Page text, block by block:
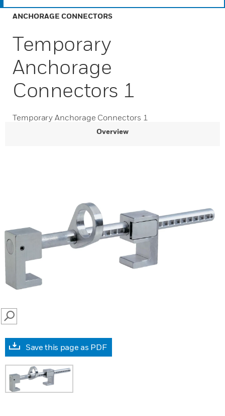
ANCHORAGE CONNECTORS
Temporary
Anchorage
Connectors 1
Temporary Anchorage Connectors 1
Overview
SEARCH
Save this page as PDF